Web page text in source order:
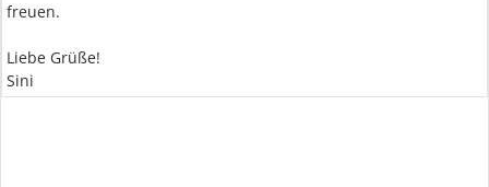
freuen.
Liebe Grüße!
Sini